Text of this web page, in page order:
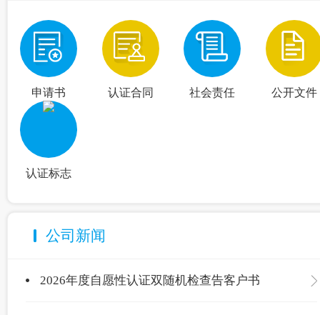
申请书 认证合同 社会责任 公开文件
认证标志
公司新闻
2026年度自愿性认证双随机检查告客户书